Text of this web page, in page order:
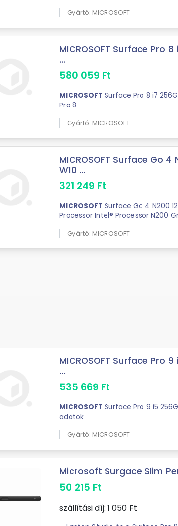
Gyártó: MICROSOFT
MICROSOFT Surface Pro 8
...
580 059 Ft
MICROSOFT Surface Pro 8 i7
Pro 8
Gyártó: MICROSOFT
MICROSOFT Surface Go 4
W10 ...
321 249 Ft
MICROSOFT Surface Go 4 N200
Processor Intel® Processor N200
Gyártó: MICROSOFT
MICROSOFT Surface Pro 9
...
535 669 Ft
MICROSOFT Surface Pro 9 i5
adatok
Gyártó: MICROSOFT
Microsoft Surgace Slim
50 215 Ft
szállítási díj: 1 050 Ft